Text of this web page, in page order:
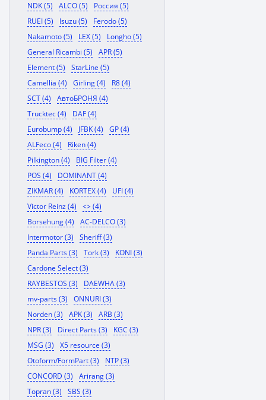
NDK (5)
ALCO (5)
Россия (5)
RUEI (5)
Isuzu (5)
Ferodo (5)
Nakamoto (5)
LEX (5)
Longho (5)
General Ricambi (5)
APR (5)
Element (5)
StarLine (5)
Camellia (4)
Girling (4)
R8 (4)
SCT (4)
АвтоБРОНЯ (4)
Trucktec (4)
DAF (4)
Eurobump (4)
JFBK (4)
GP (4)
ALFeco (4)
Riken (4)
Pilkington (4)
BIG Filter (4)
POS (4)
DOMINANT (4)
ZIKMAR (4)
KORTEX (4)
UFI (4)
Victor Reinz (4)
<> (4)
Borsehung (4)
AC-DELCO (3)
Intermotor (3)
Sheriff (3)
Panda Parts (3)
Tork (3)
KONI (3)
Cardone Select (3)
RAYBESTOS (3)
DAEWHA (3)
mv-parts (3)
ONNURI (3)
Norden (3)
APK (3)
ARB (3)
NPR (3)
Direct Parts (3)
KGC (3)
MSG (3)
X5 resource (3)
Otoform/FormPart (3)
NTP (3)
CONCORD (3)
Arirang (3)
Topran (3)
SBS (3)